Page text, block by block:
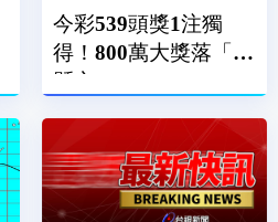
今彩539頭獎1注獨
得！800萬大獎落「這
縣市」